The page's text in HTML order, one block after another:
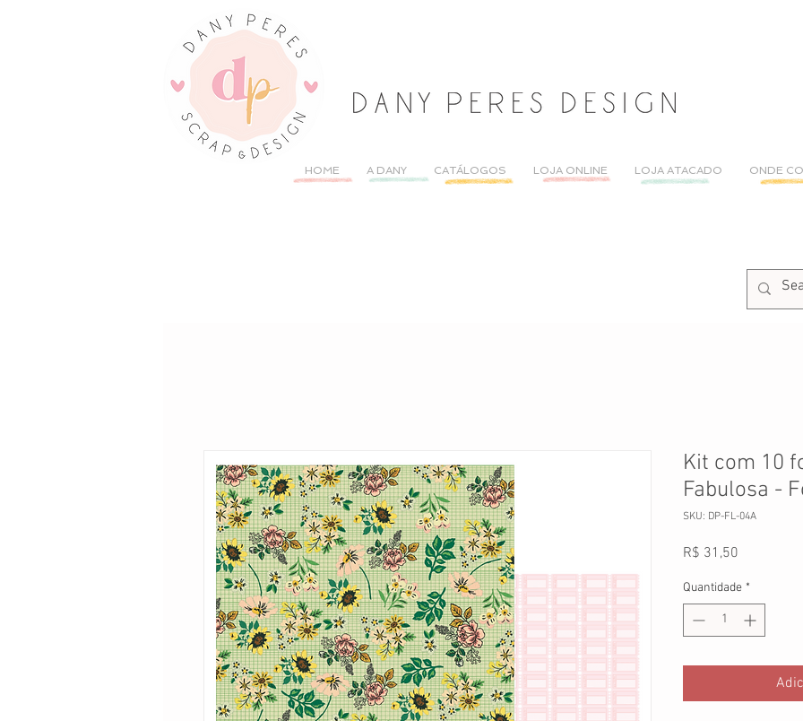
HOME A DANY CATÁLOGOS LOJA ONLINE LOJA ATACADO ONDE
Kit com 10
Fabulosa -
SKU: DP-FL-04A
R$ 31,50
Quantidade *